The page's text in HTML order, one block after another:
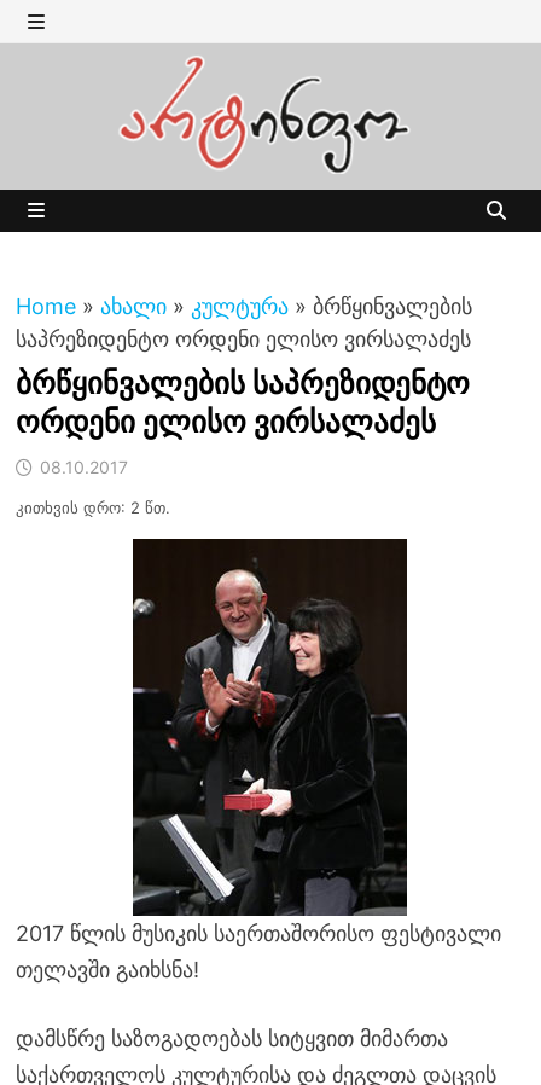
Skip
to MENU
Home » ახალი » კულტურა » ბრწყინვალების
საპრეზიდენტო ორდენი ელისო ვირსალაძეს
ბრწყინვალების საპრეზიდენტო
ორდენი ელისო ვირსალაძეს
08.10.2017
კითხვის დრო: 2 წთ.
2017 წლის მუსიკის საერთაშორისო ფესტივალი
თელავში გაიხსნა!
დამსწრე საზოგადოებას სიტყვით მიმართა
საქართველოს კულტურისა და ძეგლთა დაცვის